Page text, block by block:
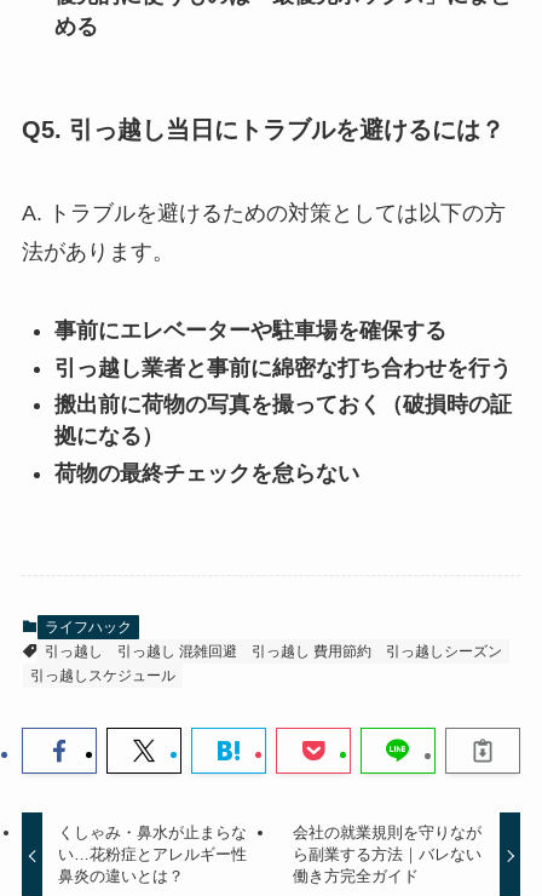
める
Q5. 引っ越し当日にトラブルを避けるには？
A. トラブルを避けるための対策としては以下の方
法があります。
事前にエレベーターや駐車場を確保する
引っ越し業者と事前に綿密な打ち合わせを行う
搬出前に荷物の写真を撮っておく（破損時の証
拠になる）
荷物の最終チェックを怠らない
ライフハック
引っ越し
引っ越し 混雑回避 引っ越し 費用節約
引っ越しシーズン
引っ越しスケジュール
くしゃみ・鼻水が止まらな
い…花粉症とアレルギー性
鼻炎の違いとは？
会社の就業規則を守りなが
ら副業する方法｜バレない
働き方完全ガイド